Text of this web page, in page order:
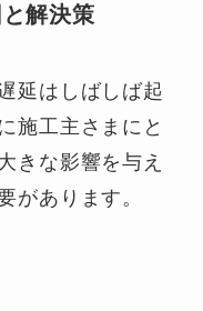
解決策
延はしばしば起
施工主さまにと
きな影響を与え
があります。